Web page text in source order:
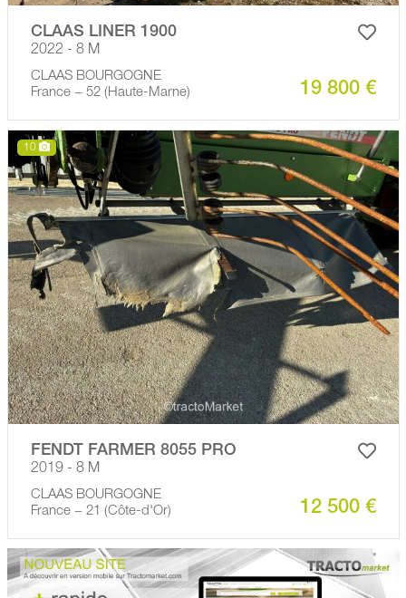
CLAAS LINER 1900
2022 - 8 M
CLAAS BOURGOGNE
France − 52 (Haute-Marne)
19 800 €
10
FENDT FARMER 8055 PRO
2019 - 8 M
CLAAS BOURGOGNE
France − 21 (Côte-d'Or)
12 500 €